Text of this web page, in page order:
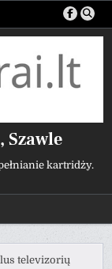
Szawle
kartridży.
televizorių